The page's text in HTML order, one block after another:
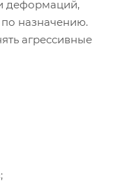
деформаций,
по назначению.
агрессивные